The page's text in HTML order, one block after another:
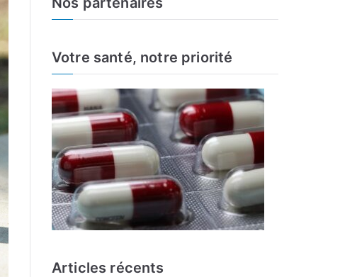
f
Votre santé, notre priorité
Articles récents